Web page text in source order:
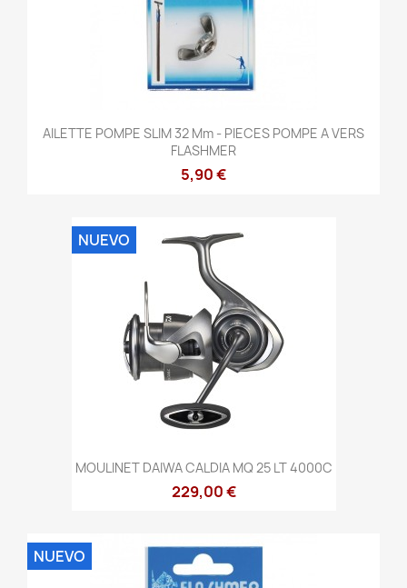
AILETTE POMPE SLIM 32 Mm - PIECES POMPE A VERS
FLASHMER
5,90 €
MOULINET DAIWA CALDIA MQ 25 LT 4000C
229,00 €
NUEVO
NUEVO